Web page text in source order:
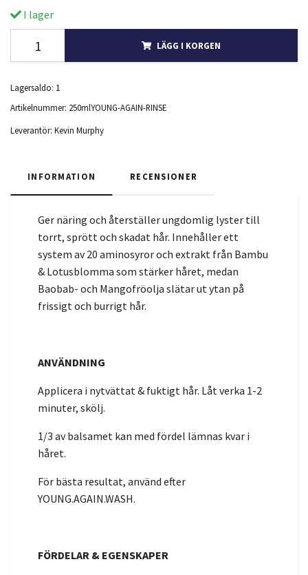
I lager
LÄGG I KORGEN
Lagersaldo: 1
Artikelnummer: 250mlYOUNG-AGAIN-RINSE
Leverantör: Kevin Murphy
INFORMATION RECENSIONER
Ger näring och återställer ungdomlig lyster till
torrt, sprött och skadat hår. Innehåller ett
system av 20 aminosyror och extrakt från Bambu
& Lotusblomma som stärker håret, medan
Baobab- och Mangofröolja slätar ut ytan på
frissigt och burrigt hår.
ANVÄNDNING
Applicera i nytvättat & fuktigt hår. Låt verka 1-2
minuter, skölj.
1/3 av balsamet kan med fördel lämnas kvar i
håret.
För bästa resultat, använd efter
YOUNG.AGAIN.WASH.
FÖRDELAR & EGENSKAPER